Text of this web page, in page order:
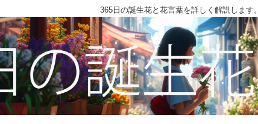
365日の誕生花と花言葉を詳しく解説します。